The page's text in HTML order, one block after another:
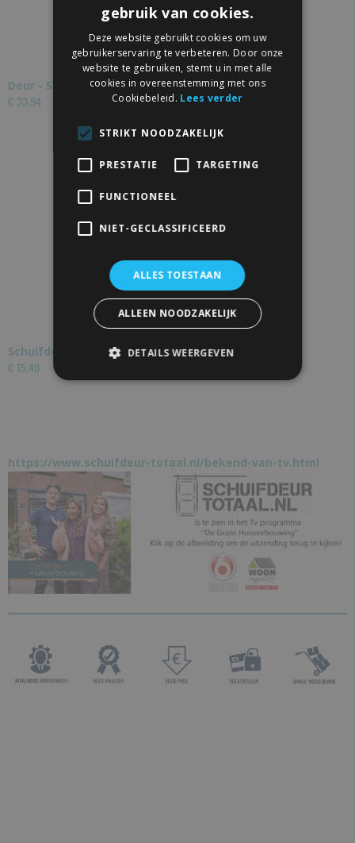
Deur - Schuifdeur Haakslot Nikkel Met Sleutel
€ 33,94
Schuifdeurslot Zwart
€ 15,40
https://www.schuifdeur-totaal.nl/bekend-van-tv.html
gebruik van cookies.
Deze website gebruikt cookies om uw
gebruikerservaring te verbeteren. Door onze
website te gebruiken, stemt u in met alle
cookies in overeenstemming met ons
Cookiebeleid. Lees verder
STRIKT NOODZAKELIJK
PRESTATIE TARGETING
FUNCTIONEEL
NIET-GECLASSIFICEERD
ALLES TOESTAAN
ALLEEN NOODZAKELIJK
DETAILS WEERGEVEN